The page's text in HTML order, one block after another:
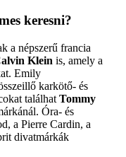
keresni?
a népszerű francia
Klein is, amely a
Emily
karkötő- és
találhat Tommy
Óra- és
a Pierre Cardin, a
divatmárkák